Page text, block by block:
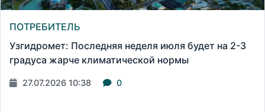
ПОТРЕБИТЕЛЬ
Узгидромет: Последняя неделя июля будет на 2-3
градуса жарче климатической нормы
27.07.2026 10:38 0